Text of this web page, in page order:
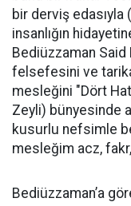
bir derviş
insanlığın
Bediüzzaman Said
felsefesini ve
mesleğini "Dört
Zeyli) bünyesinde
kusurlu nefsimle
mesleğim acz,
​Bediüzzaman’a